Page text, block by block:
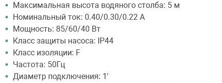
Максимальная высота водяного столба: 5 м
Номинальный ток: 0.40/0.30/0.22 А
Мощность: 85/60/40 Вт
Класс защиты насоса: IP44
Класс изоляции: F
Частота: 50Гц
Диаметр подключения: 1'